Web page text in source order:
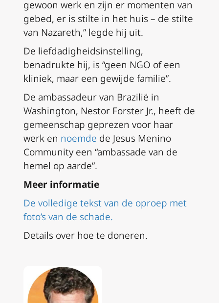
gewoon werk en zijn er momenten van
gebed, er is stilte in het huis – de stilte
van Nazareth,” legde hij uit.
De liefdadigheidsinstelling,
benadrukte hij, is “geen NGO of een
kliniek, maar een gewijde familie”.
De ambassadeur van Brazilië in
Washington, Nestor Forster Jr., heeft de
gemeenschap geprezen voor haar
werk en noemde de Jesus Menino
Community een “ambassade van de
hemel op aarde”.
Meer informatie
De volledige tekst van de oproep met
foto’s van de schade.
Details over hoe te doneren.